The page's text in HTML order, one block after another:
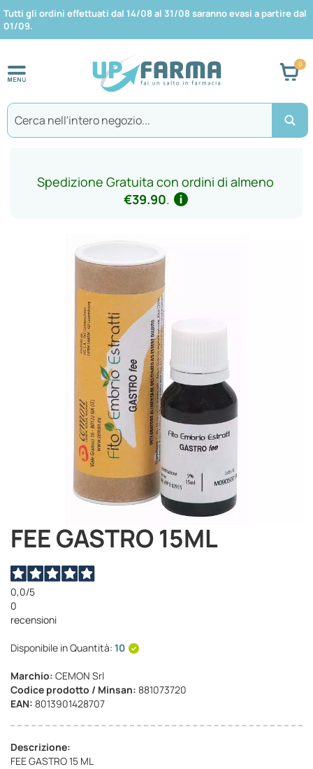
Tutti gli ordini effettuati dal 14/08 al 31/08 saranno evasi a partire dal
01/09.
Spedizione Gratuita con ordini di almeno
€39.90.
FEE GASTRO 15ML
0,0/5
0
recensioni
Disponibile in Quantità: 10
Marchio: CEMON Srl
Codice prodotto / Minsan: 881073720
EAN: 8013901428707
Descrizione:
FEE GASTRO 15 ML
Vai
all'inizio
galleria
di
immagini